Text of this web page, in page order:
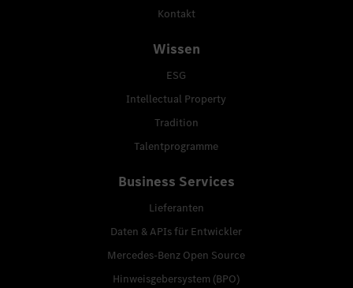
Kontakt
Wissen
ESG
Intellectual Property
Tradition
Talentprogramme
Business Services
Lieferanten
Daten & APIs für Entwickler
Mercedes-Benz Open Source
Hinweisgebersystem (BPO)